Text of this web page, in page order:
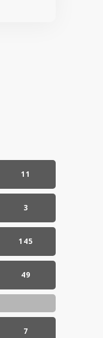
11
GÖNDERI(LER)
3
GÖNDERI(LER)
145
GÖNDERI(LER)
49
7